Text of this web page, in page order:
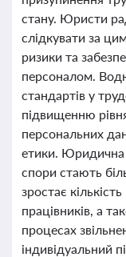
стану. Юристи
слідкувати за
ризики та
персоналом.
стандартів у
підвищенню
персональних
етики. Юридична
спори стають
зростає
працівників, а
процесах
індивідуальний